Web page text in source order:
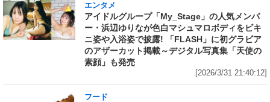
エンタメ
アイドルグループ「My_Stage」の人気メンバ
ー・浜辺ゆりなが色白マシュマロボディをビキ
ニ姿や入浴姿で披露! 「FLASH」に初グラビア
のアザーカット掲載～デジタル写真集「天使の
素顔」も発売
[2026/3/31 21:40:12]
フード